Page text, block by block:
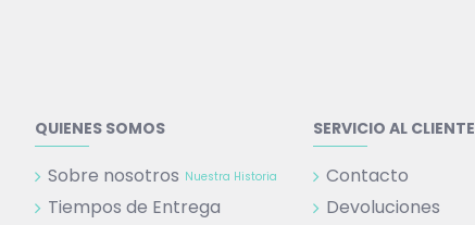
QUIENES SOMOS
Sobre nosotros Nuestra Historia
Tiempos de Entrega
SERVICIO AL CLIENTE
Contacto
Devoluciones